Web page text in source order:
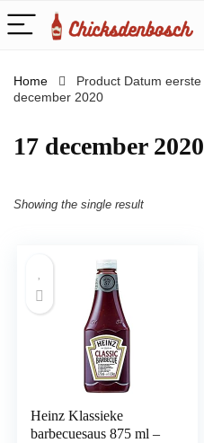
Home Product Datum
december 2020
17 december 2020
Showing the single result
Heinz Klassieke
barbecuesaus 875 ml –